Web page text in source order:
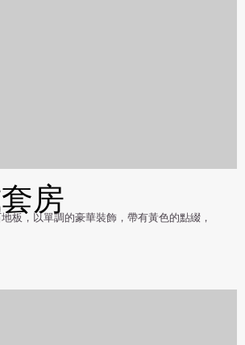
房
板，以單調的豪華裝飾，帶有黃色的點綴，